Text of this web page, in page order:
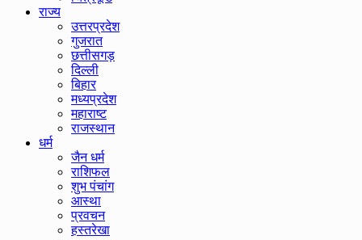
राज्य
उत्तरप्रदेश
गुजरात
छत्तीसगड़
दिल्ली
बिहार
मध्यप्रदेश
महाराष्ट
राजस्थान
धर्म
जैन धर्म
राशिफल
शुभ पंचांग
आस्था
प्रवचन
हस्तरेखा